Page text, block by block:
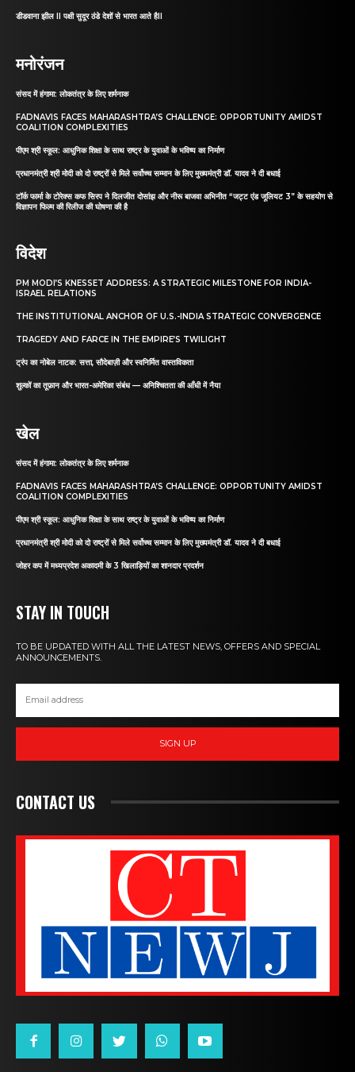
डीडवाना झील II पक्षी सुदूर ठंडे देशों से भारत आते हैII
मनोरंजन
संसद में हंगामा: लोकतंत्र के लिए शर्मनाक
FADNAVIS FACES MAHARASHTRA’S CHALLENGE: OPPORTUNITY AMIDST
COALITION COMPLEXITIES
पीएम श्री स्कूल: आधुनिक शिक्षा के साथ राष्ट्र के युवाओं के भविष्य का निर्माण
प्रधानमंत्री श्री मोदी को दो राष्ट्रों से मिले सर्वोच्च सम्मान के लिए मुख्यमंत्री डॉ. यादव ने दी बधाई
टॉर्क फार्मा के टोरेक्स कफ सिरप ने दिलजीत दोसांझ और नीरू बाजवा अभिनीत “जट्ट एंड जूलियट 3” के सहयोग से
विज्ञापन फिल्म की रिलीज की घोषणा की है
विदेश
PM MODI’S KNESSET ADDRESS: A STRATEGIC MILESTONE FOR INDIA-
ISRAEL RELATIONS
THE INSTITUTIONAL ANCHOR OF U.S.-INDIA STRATEGIC CONVERGENCE
TRAGEDY AND FARCE IN THE EMPIRE’S TWILIGHT
ट्रंप का नोबेल नाटक: सत्ता, सौदेबाज़ी और स्वनिर्मित वास्तविकता
शुल्कों का तूफ़ान और भारत-अमेरिका संबंध — अनिश्चितता की आँधी में नैया
खेल
संसद में हंगामा: लोकतंत्र के लिए शर्मनाक
FADNAVIS FACES MAHARASHTRA’S CHALLENGE: OPPORTUNITY AMIDST
COALITION COMPLEXITIES
पीएम श्री स्कूल: आधुनिक शिक्षा के साथ राष्ट्र के युवाओं के भविष्य का निर्माण
प्रधानमंत्री श्री मोदी को दो राष्ट्रों से मिले सर्वोच्च सम्मान के लिए मुख्यमंत्री डॉ. यादव ने दी बधाई
जोहर कप में मध्यप्रदेश अकादमी के 3 खिलाड़ियों का शानदार प्रदर्शन
STAY IN TOUCH
TO BE UPDATED WITH ALL THE LATEST NEWS, OFFERS AND SPECIAL
ANNOUNCEMENTS.
SIGN UP
CONTACT US